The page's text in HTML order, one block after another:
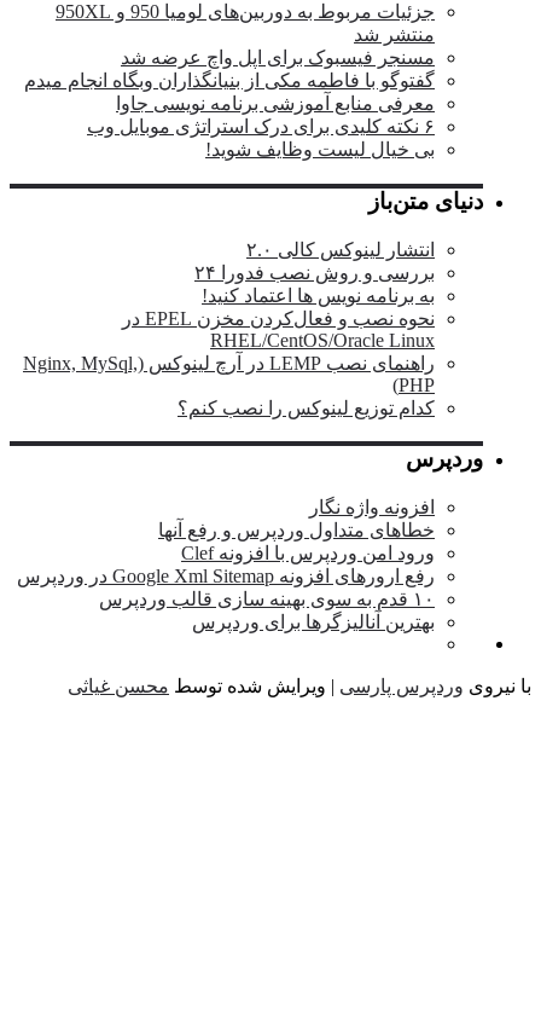
جزئیات مربوط به دوربین‌های لومیا 950 و 950XL
منتشر شد
مسنجر فیسبوک برای اپل واچ عرضه شد
گفتوگو با فاطمه مکی از بنیانگذاران وبگاه انجام میدم
معرفی منابع آموزشی برنامه نویسی جاوا
بی خیال لیست وظایف شوید!
دنیای متن‌باز
انتشار لینوکس کالی ۲.۰
بررسی و روش نصب فدورا ۲۴
به برنامه نویس ها اعتماد کنید!
نحوه نصب و فعال‌کردن مخزن EPEL در
RHEL/CentOS/Oracle Linux
راهنمای نصب LEMP در آرچ لینوکس (Nginx, MySql,
کدام توزیع لینوکس را نصب کنم؟
وردپرس
افزونه واژه نگار
خطاهای متداول وردپرس و رفع آنها
ورود امن وردپرس با افزونه Clef
رفع ارورهای افزونه Google Xml Sitemap در وردپرس
۱۰ قدم به سوی بهینه سازی قالب وردپرس
بهترین آنالیزگرها برای وردپرس
وردپرس پارسی| ویرایش شده توسطمحسن غیاثی